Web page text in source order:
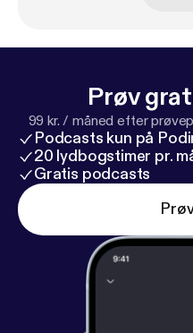
Prøv
99 kr. / måned efter
Podcasts kun på
20 lydbogstimer pr.
Gratis podcasts